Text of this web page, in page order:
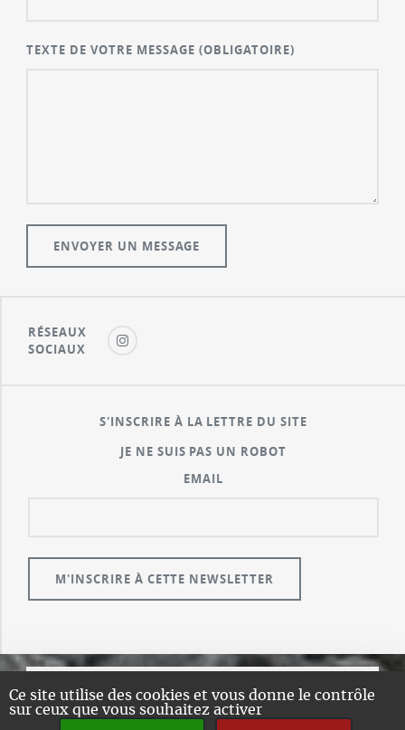
Ce site utilise des cookies et vous donne le contrôle
sur ceux que vous souhaitez activer
TEXTE DE VOTRE MESSAGE(OBLIGATOIRE)
RÉSEAUX
SOCIAUX
S'INSCRIRE À LA LETTRE DU SITE
JE NE SUIS PAS UN ROBOT
EMAIL
© GUALENI.COM
A PROPOS